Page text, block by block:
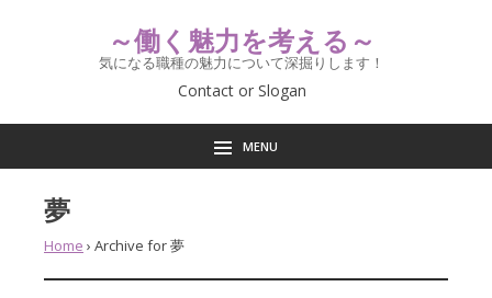
～働く魅力を考える～
気になる職種の魅力について深掘りします！
Contact or Slogan
MENU
夢
Home › Archive for 夢